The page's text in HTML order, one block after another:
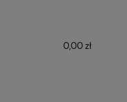
kosztów
0,00 zł